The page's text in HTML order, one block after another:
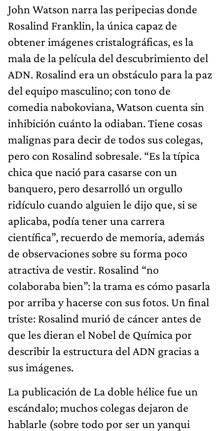
John Watson narra las peripecias donde
Rosalind Franklin, la única capaz de
obtener imágenes cristalográficas, es la
mala de la película del descubrimiento del
ADN. Rosalind era un obstáculo para la paz
del equipo masculino; con tono de
comedia nabokoviana, Watson cuenta sin
inhibición cuánto la odiaban. Tiene cosas
malignas para decir de todos sus colegas,
pero con Rosalind sobresale. “Es la típica
chica que nació para casarse con un
banquero, pero desarrolló un orgullo
ridículo cuando alguien le dijo que, si se
aplicaba, podía tener una carrera
científica”, recuerdo de memoria, además
de observaciones sobre su forma poco
atractiva de vestir. Rosalind “no
colaboraba bien”: la trama es cómo pasarla
por arriba y hacerse con sus fotos. Un final
triste: Rosalind murió de cáncer antes de
que les dieran el Nobel de Química por
describir la estructura del ADN gracias a
sus imágenes.
La publicación de La doble hélice fue un
escándalo; muchos colegas dejaron de
hablarle (sobre todo por ser un yanqui